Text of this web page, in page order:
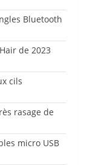
Bluetooth
de 2023
cils
rasage de
micro USB